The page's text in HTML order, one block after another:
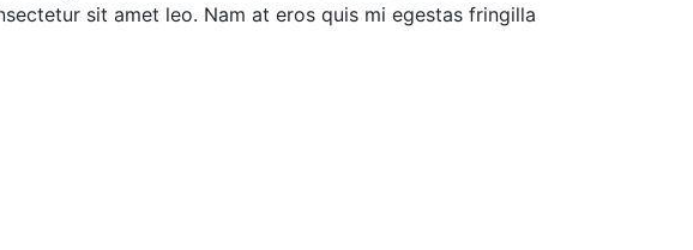
sit amet leo. Nam at eros quis mi egestas fringilla